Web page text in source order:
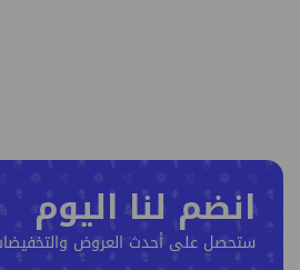
انضم لنا اليوم
ستحصل على أحدث العروض